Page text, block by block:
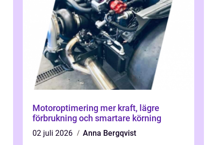
Motoroptimering mer kraft, lägre
förbrukning och smartare körning
02 juli 2026
Anna Bergqvist